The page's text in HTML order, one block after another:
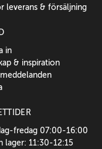
leverans & försäljning
in
& inspiration
fredag 07:00-16:00
lager: 11:30-12:15